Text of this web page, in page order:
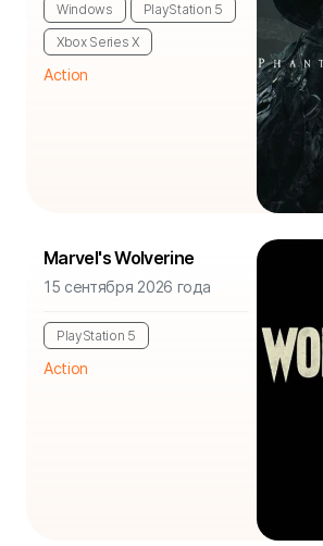
Windows PlayStation 5
Xbox Series X
Action
Marvel's Wolverine
15 сентября 2026 года
PlayStation 5
Action